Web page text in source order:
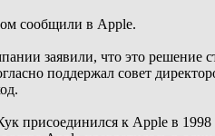
сообщили в Apple.
заявили, что это решение
поддержал совет
присоединился к Apple в 1998